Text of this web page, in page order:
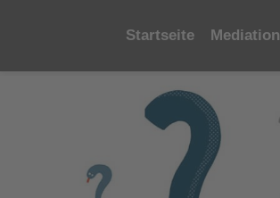
Startseite Mediation